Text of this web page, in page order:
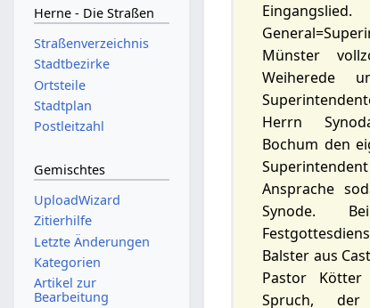
Münster
Weiherede
Herrn
Bochum den
Ansprache
Synode.
Balster aus
Pastor
Spruch,
Herne - Die Straßen
Straßenverzeichnis
Stadtbezirke
Ortsteile
Stadtplan
Postleitzahl
Gemischtes
UploadWizard
Zitierhilfe
Letzte Änderungen
Kategorien
Artikel zur
Bearbeitung